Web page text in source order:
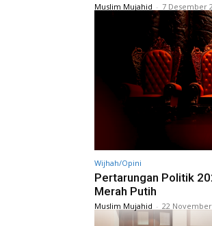
Muslim Mujahid - 7 Desember
Wijhah/Opini
Pertarungan Politik
Merah Putih
Muslim Mujahid - 22 November